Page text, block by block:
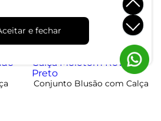
e fechar
R$ 219,99
ou 7x de R$ 31,42 sem juros
Conjunto Blusão com Calça